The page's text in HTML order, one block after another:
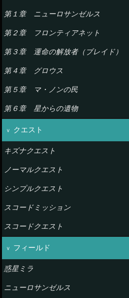
第１章 ニューロサンゼルス
第２章 フロンティアネット
第３章 運命の解放者（ブレイド）
第４章 グロウス
第５章 マ・ノンの民
第６章 星からの遺物
クエスト
キズナクエスト
ノーマルクエスト
シンプルクエスト
スコードミッション
スコードクエスト
フィールド
惑星ミラ
ニューロサンゼルス